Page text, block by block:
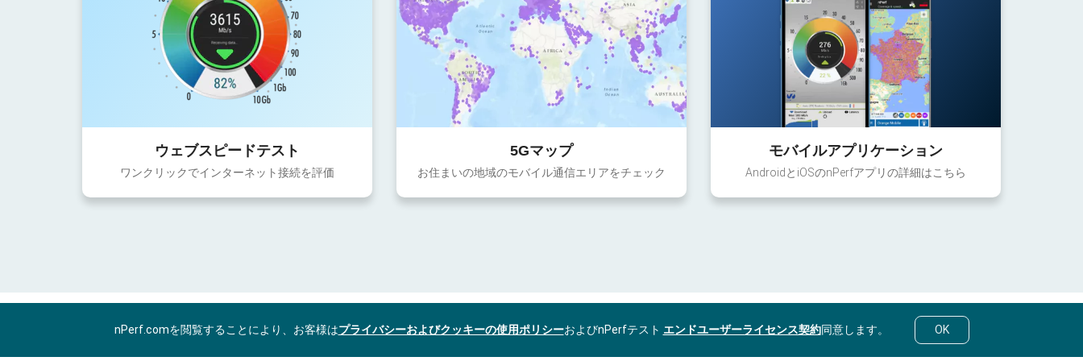
ウェブスピードテスト
ワンクリックでインターネット接続を評価
5Gマップ
お住まいの地域のモバイル通信エリアをチェック
モバイルアプリケーション
AndroidとiOSのnPerfアプリの詳細はこちら
nPerf.comを閲覧することにより、お客様はプライバシーおよびクッキーの使用ポリシーおよびnPerfテスト エンドユーザーライセンス契約同意します。 OK